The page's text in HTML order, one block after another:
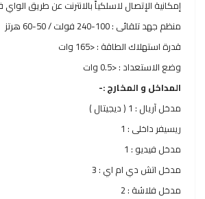
إمكانية الإتصال لاسلكياً بالانترنت عن طريق
منظم جهد تلقائى : 100-240 فولت / 50-60 هرتز
قدرة استهلاك الطاقة : <165 وات
وضع الاستعداد : <0.5 وات
المداخل و المخارج :-
مدخل آريال : 1 ( ديجيتال )
ريسيفر داخلى : 1
مدخل فيديو : 1
مدخل اتش دي ام اي : 3
مدخل فلاشة : 2